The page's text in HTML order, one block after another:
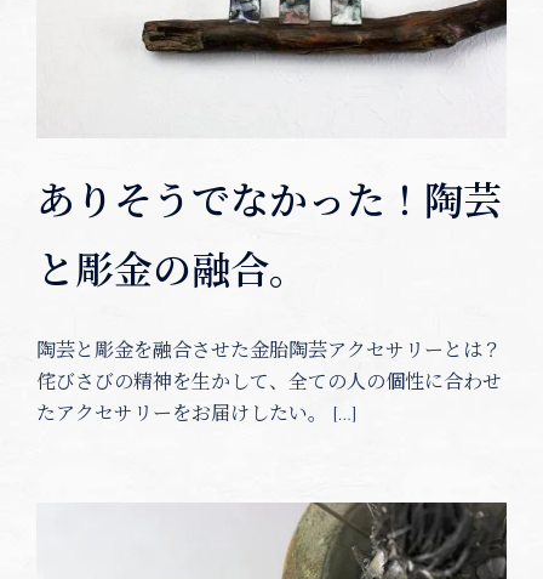
ありそうでなかった！陶芸
と彫金の融合。
陶芸と彫金を融合させた金胎陶芸アクセサリーとは？
侘びさびの精神を生かして、全ての人の個性に合わせ
たアクセサリーをお届けしたい。 […]